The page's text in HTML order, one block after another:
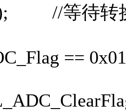
//等待转
==